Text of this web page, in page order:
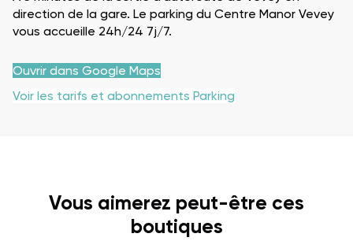
direction de la gare. Le parking du Centre Manor Vevey
vous accueille 24h/24 7j/7.
Ouvrir dans Google Maps
Voir les tarifs et abonnements Parking
Vous aimerez peut-être ces
boutiques